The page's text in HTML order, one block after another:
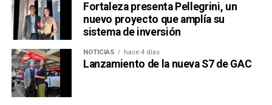
Fortaleza presenta Pellegrini, un
nuevo proyecto que amplía su
sistema de inversión
NOTICIAS hace 4 días
Lanzamiento de la nueva S7 de GAC